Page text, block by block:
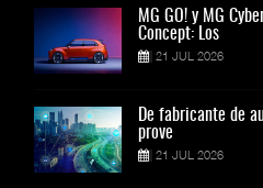
Industria tequilera
28 JUL 2026
Inversión Fija Bruta
repunta,
21 JUL 2026
MG GO! y MG
Concept: Los
21 JUL 2026
De fabricante de
prove
21 JUL 2026